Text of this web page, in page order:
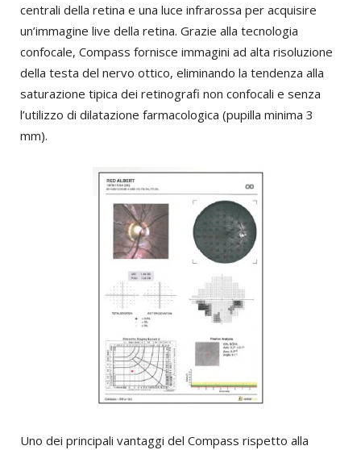
centrali della retina e una luce infrarossa per acquisire
un’immagine live della retina. Grazie alla tecnologia
confocale, Compass fornisce immagini ad alta risoluzione
della testa del nervo ottico, eliminando la tendenza alla
saturazione tipica dei retinografi non confocali e senza
l’utilizzo di dilatazione farmacologica (pupilla minima 3
mm).
Uno dei principali vantaggi del Compass rispetto alla